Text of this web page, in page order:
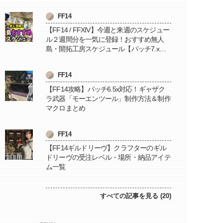
FF14
【FF14 / FFXIV】今週と来週のスケジュー
ル２週間分を一気に登録！おすすめ無人
島・開拓工房スケジュール【パッチ7.x対
FF14
【FF14攻略】パッチ6.5x対応！ギャザク
ラ武器「モーエンツール」制作方法＆制作
マクロまとめ
FF14
【FF14ギルドリーヴ】クラフターのギル
ドリーヴの受注レベル・場所・納品アイテ
ム一覧
すべての記事を見る (20)